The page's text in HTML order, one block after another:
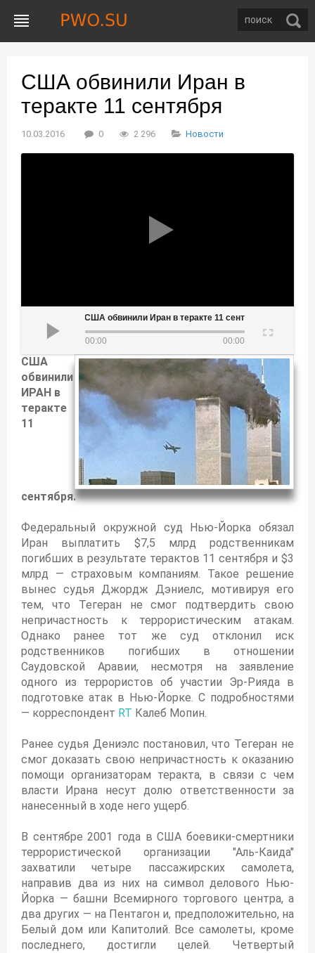
США обвинили Иран в
теракте 11 сентября
10.03.2016 0 2 296 Новости
США обвинили Иран в теракте 11 сентября
00:00 00:00
США
обвинили
ИРАН в
теракте
11
сентября.
Федеральный окружной суд Нью-Йорка обязал
Иран выплатить $7,5 млрд родственникам
погибших в результате терактов 11 сентября и $3
млрд — страховым компаниям. Такое решение
вынес судья Джордж Дэниелс, мотивируя его
тем, что Тегеран не смог подтвердить свою
непричастность к террористическим атакам.
Однако ранее тот же суд отклонил иск
родственников погибших в отношении
Саудовской Аравии, несмотря на заявление
одного из террористов об участии Эр-Рияда в
подготовке атак в Нью-Йорке. С подробностями
— корреспондент RT Калеб Мопин.
Ранее судья Дениэлс постановил, что Тегеран не
смог доказать свою непричастность к оказанию
помощи организаторам теракта, в связи с чем
власти Ирана несут долю ответственности за
нанесенный в ходе него ущерб.
В сентябре 2001 года в США боевики-смертники
террористической организации "Аль-Каида"
захватили четыре пассажирских самолета,
направив два из них на символ делового Нью-
Йорка — башни Всемирного торгового центра, а
два других — на Пентагон и, предположительно, на
Белый дом или Капитолий. Все самолеты, кроме
последнего, достигли целей. Четвертый